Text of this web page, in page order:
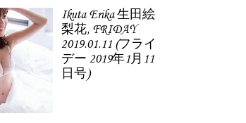
Ikuta Erika 生田絵
梨花, FRIDAY
2019.01.11 (フライ
デー 2019年1月11
日号)